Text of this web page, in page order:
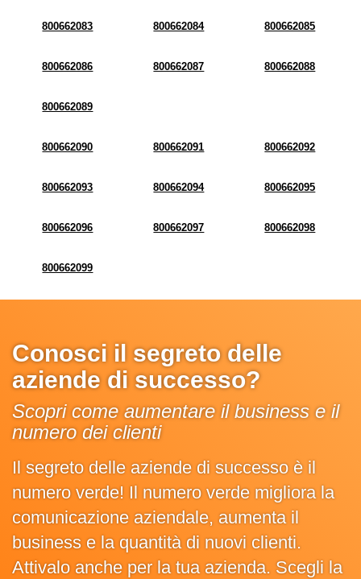
800662083 800662084 800662085
800662086 800662087 800662088
800662089
800662090 800662091 800662092
800662093 800662094 800662095
800662096 800662097 800662098
800662099
Conosci il segreto delle
aziende di successo?
Scopri come aumentare il business e il
numero dei clienti
Il segreto delle aziende di successo è il
numero verde! Il numero verde migliora la
comunicazione aziendale, aumenta il
business e la quantità di nuovi clienti.
Attivalo anche per la tua azienda. Scegli la